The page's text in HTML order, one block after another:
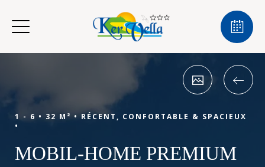
1 - 6 • 32 M² •RÉCENT, CONFORTABLE & SPACIEUX
•
MOBIL-HOME PREMIUM